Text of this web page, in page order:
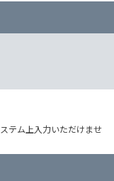
テム上入力いただけませ